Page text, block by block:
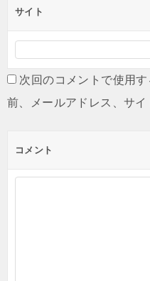
サイト
次回のコメントで使用
前、メールアドレス、サイ
コメント